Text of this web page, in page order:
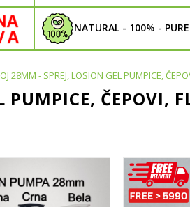
NATURAL - 100% - PURE
28MM - SPREJ, LOSION GEL PUMPICE,
ČEPOVI,